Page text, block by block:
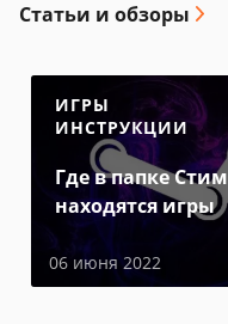
Статьи и обзоры
ИГРЫ
ИНСТРУКЦИИ
Где в папке Стим
находятся игры
06 июня 2022